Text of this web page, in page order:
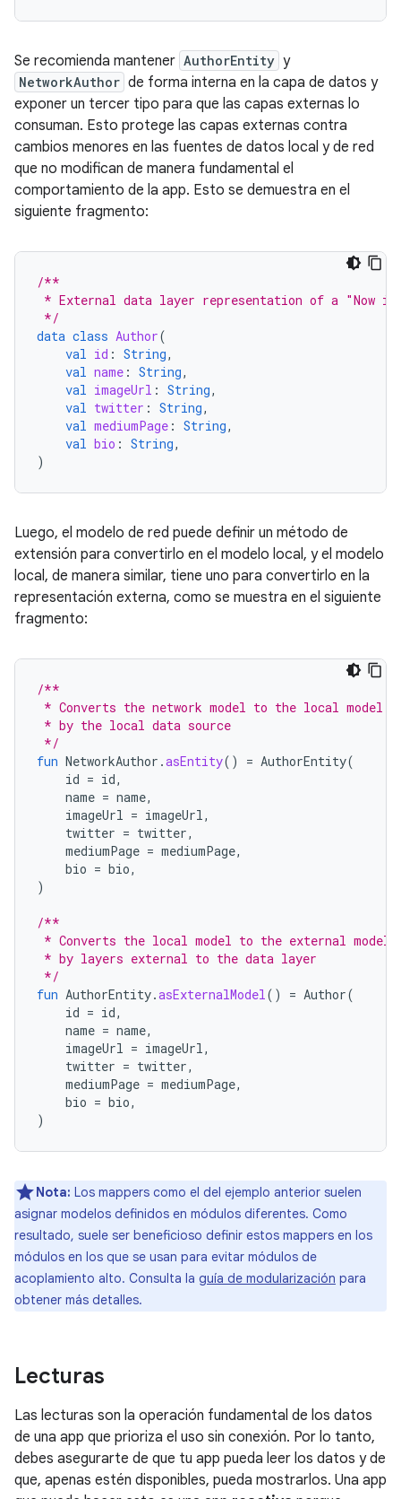
Se recomienda mantener AuthorEntity y
NetworkAuthor de forma interna en la capa de datos y
exponer un tercer tipo para que las capas externas lo
consuman. Esto protege las capas externas contra
cambios menores en las fuentes de datos local y de red
que no modifican de manera fundamental el
comportamiento de la app. Esto se demuestra en el
siguiente fragmento:
/**
* External data layer representation of a "Now in
*/
data class Author(
val id : String,
val name : String,
val imageUrl : String,
val twitter : String,
val mediumPage : String,
val bio : String,
)
Luego, el modelo de red puede definir un método de
extensión para convertirlo en el modelo local, y el modelo
local, de manera similar, tiene uno para convertirlo en la
representación externa, como se muestra en el siguiente
fragmento:
/**
* Converts the network model to the local model
* by the local data source
*/
fun NetworkAuthor .asEntity() = AuthorEntity(
id = id,
name = name,
imageUrl = imageUrl,
twitter = twitter,
mediumPage = mediumPage,
bio = bio,
)
/**
* Converts the local model to the external model
* by layers external to the data layer
*/
fun AuthorEntity.asExternalModel() = Author(
id = id,
name = name,
imageUrl = imageUrl,
twitter = twitter,
mediumPage = mediumPage,
bio = bio,
)
Nota: Los mappers como el del ejemplo anterior suelen
asignar modelos definidos en módulos diferentes. Como
resultado, suele ser beneficioso definir estos mappers en los
módulos en los que se usan para evitar módulos de
acoplamiento alto. Consulta la guía de modularización para
obtener más detalles.
Lecturas
Las lecturas son la operación fundamental de los datos
de una app que prioriza el uso sin conexión. Por lo tanto,
debes asegurarte de que tu app pueda leer los datos y de
que, apenas estén disponibles, pueda mostrarlos. Una app